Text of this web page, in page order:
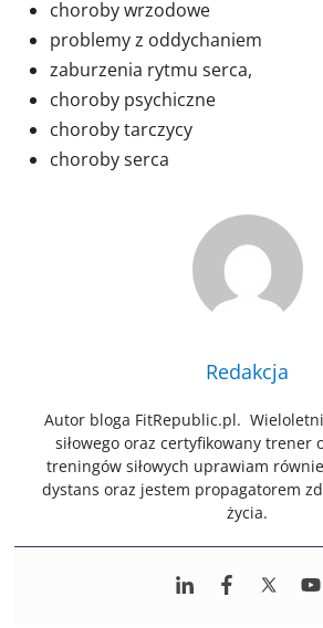
choroby wrzodowe
problemy z oddychaniem
zaburzenia rytmu serca,
choroby psychiczne
choroby tarczycy
choroby serca
Redakcja
Autor bloga FitRepublic.pl.
siłowego oraz certyfikowany trener
treningów siłowych uprawiam
dystans oraz jestem propagatorem
życia.